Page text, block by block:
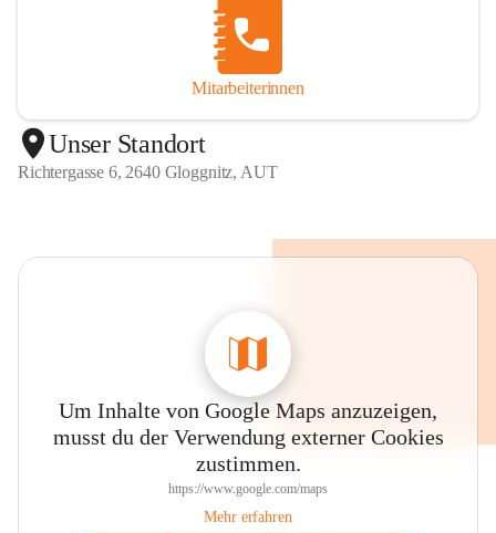
Mitarbeiterinnen
+1
Unser Standort
Richtergasse 6, 2640 Gloggnitz, AUT
Um Inhalte von Google Maps anzuzeigen,
musst du der Verwendung externer Cookies
zustimmen.
https://www.google.com/maps
Mehr erfahren